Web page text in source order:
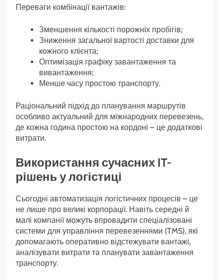
Переваги комбінації вантажів:
Зменшення кількості порожніх пробігів;
Зниження загальної вартості доставки для
кожного клієнта;
Оптимізація графіку завантаження та
вивантаження;
Менше часу простою транспорту.
Раціональний підхід до планування маршрутів
особливо актуальний для міжнародних перевезень,
де кожна година простою на кордоні – це додаткові
витрати.
Використання сучасних IT-
рішень у логістиці
Сьогодні автоматизація логістичних процесів – це
не лише про великі корпорації. Навіть середні й
малі компанії можуть впровадити спеціалізовані
системи для управління перевезеннями (TMS), які
допомагають оперативно відстежувати вантажі,
аналізувати витрати та планувати завантаження
транспорту.